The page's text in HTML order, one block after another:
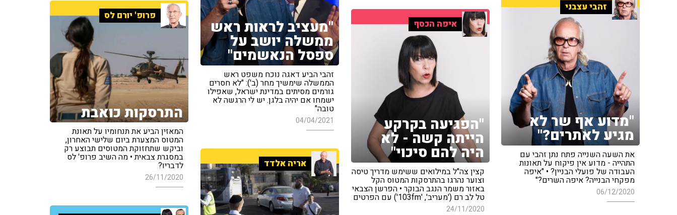
"מעציב לראות ראש
ממשלה יושב על
ספסל הנאשמים"
זהבי הביע דאגה נוכח משפט ראש
הממשלה שימשיך מחר (ב'): "לא חסרים
גורמים מסיתים במדינת ישראל, שאפילו
ישמחו אם יהיה בלגן. יש לי הרגשה לא
טובה"
04/04/2021
זהבי עצבני
"מדוע אף שר לא
מגיע לאתרים?"
את השעה השנייה פתח נתן זהבי עם
התהייה - מדוע אין פיקוח על תאונות
העבודה של פועלי הבניין? • "איפה
מפקחי הבנייה? איפה השרים?"
06/12/2020
פרופ' יורם לס
התרסקות כואבת
המאזין הביע את תנחומיו על תאונת
המטוס המצערת ביום שלישי האחרון,
וביקש שתחזוקת המטוסים תבוצע רק
במסגרת צבאית • מה השיב פרופ' לס
לדבריו?
26/11/2020
איפה הכסף
"הפגיעה בקרקע
הייתה קשה - לא
היה להם סיכוי"
קצין צה"ל במילואים ששימש מדריך טיסה
וצוער נהרגו בהתרסקות המטוס הקל
באזור משמר הנגב הבוקר • הפרשן הצבאי
טל לב רם ('מעריב', '103fm') עם הפרטים
24/11/2020
אריה אלדד